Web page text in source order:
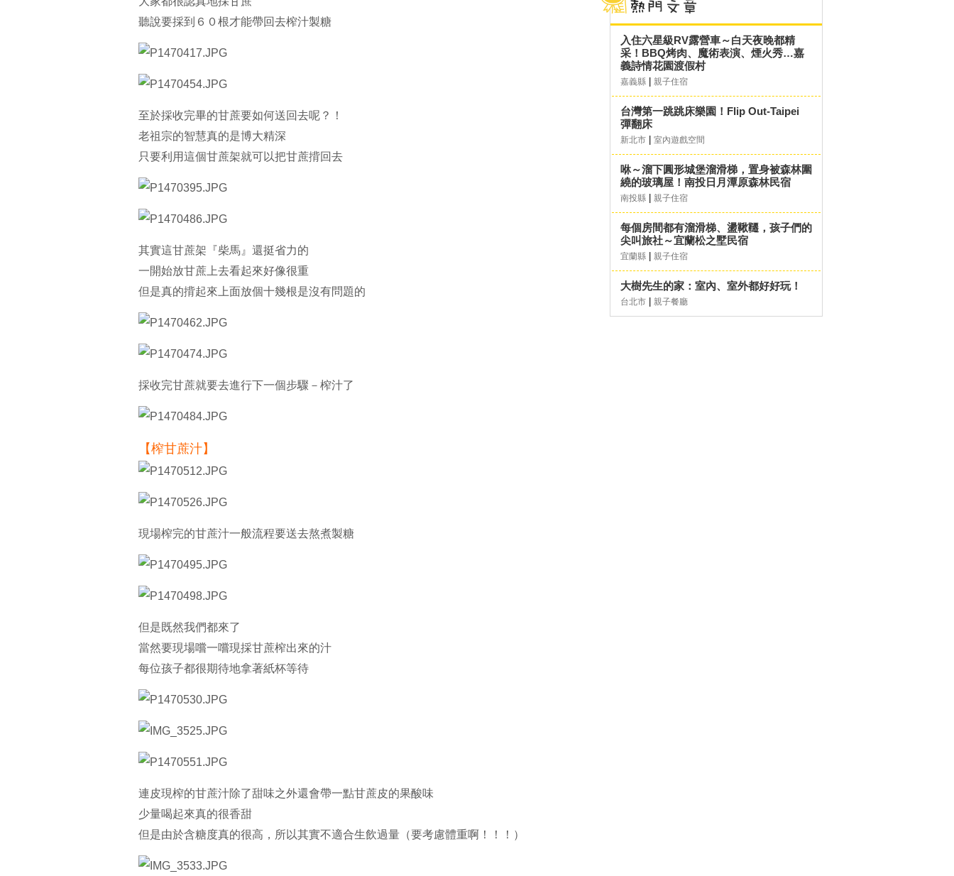
聽說要採到６０根才能帶回去榨汁製糖
至於採收完畢的甘蔗要如何送回去呢？！
老祖宗的智慧真的是博大精深
只要利用這個甘蔗架就可以把甘蔗揹回去
其實這甘蔗架『柴馬』還挺省力的
一開始放甘蔗上去看起來好像很重
但是真的揹起來上面放個十幾根是沒有問題的
採收完甘蔗就要去進行下一個步驟－榨汁了
【榨甘蔗汁】
現場榨完的甘蔗汁一般流程要送去熬煮製糖
但是既然我們都來了
當然要現場嚐一嚐現採甘蔗榨出來的汁
每位孩子都很期待地拿著紙杯等待
連皮現榨的甘蔗汁除了甜味之外還會帶一點甘蔗皮的果酸味
少量喝起來真的很香甜
但是由於含糖度真的很高，所以其實不適合生飲過量（要考慮體重啊！！！）
入住六星級RV露營車～白天夜晚都精
采！BBQ烤肉、魔術表演、煙火秀…嘉
義詩情花園渡假村
嘉義縣 親子住宿
台灣第一跳跳床樂園！Flip Out-Taipei
彈翻床
新北市 室內遊戲空間
咻～溜下圓形城堡溜滑梯，置身被森林圍
繞的玻璃屋！南投日月潭原森林民宿
南投縣 親子住宿
每個房間都有溜滑梯、盪鞦韆，孩子們的
尖叫旅社～宜蘭松之墅民宿
宜蘭縣 親子住宿
大樹先生的家：室內、室外都好好玩！
台北市 親子餐廳